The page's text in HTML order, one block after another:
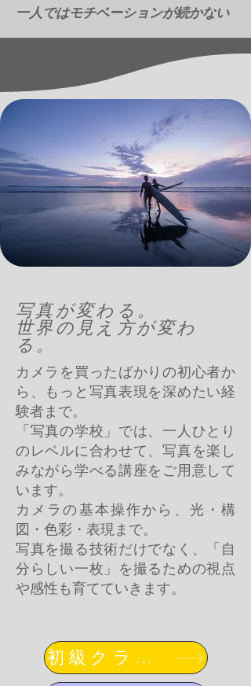
一人ではモチベーションが続かない
写真が変わる。
世界の見え方が変わ
る。
カメラを買ったばかりの初心者か
ら、もっと写真表現を深めたい経
験者まで。
「写真の学校」では、一人ひとり
のレベルに合わせて、写真を楽し
みながら学べる講座をご用意して
います。
カメラの基本操作から、光・構
図・色彩・表現まで。
写真を撮る技術だけでなく、「自
分らしい一枚」を撮るための視点
や感性も育てていきます。
初級クラスを見る